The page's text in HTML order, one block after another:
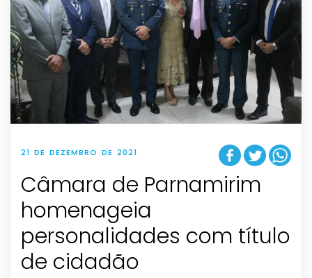
21 DE DEZEMBRO DE 2021
Câmara de Parnamirim
homenageia
personalidades com título
de cidadão